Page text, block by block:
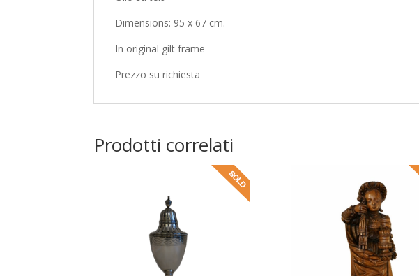
Dimensions: 95 x 67 cm.
In original gilt frame
Prezzo su richiesta
Prodotti correlati